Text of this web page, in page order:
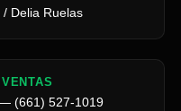
Delia Ruelas
(661) 527-1019